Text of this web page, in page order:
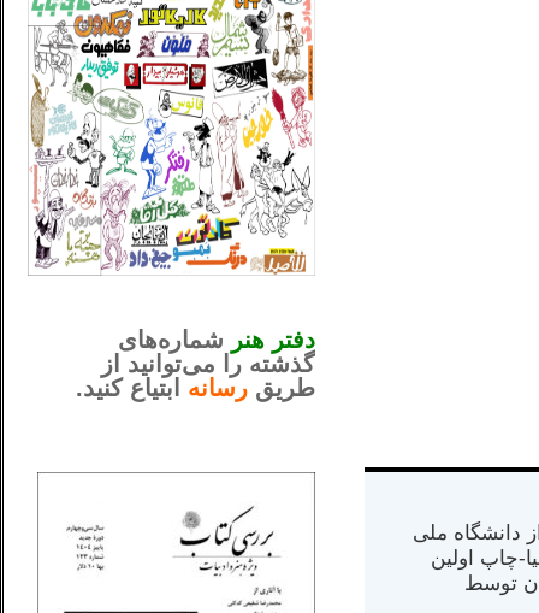
از دانشگاه ملی
در کالیفرنیا-چاپ اولین
در سال ۱۳۸۴ در ایران توسط
دفتر هنر شماره‌های
گذشته را می‌توانید از
طریق رسانه ابتیاع کنید.